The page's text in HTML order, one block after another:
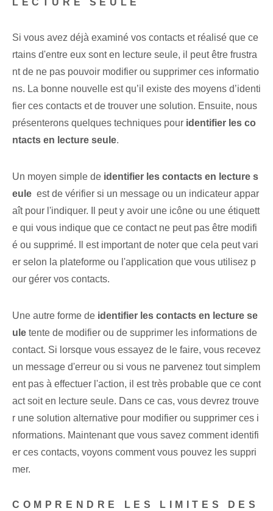
LECTURE SEULE
Si vous avez déjà examiné vos contacts et réalisé que ce
rtains d'entre eux sont en lecture seule, il peut être frustra
nt de ne pas pouvoir modifier ou supprimer ces informatio
ns. La bonne nouvelle est qu’il existe des moyens d’identi
fier ces contacts et de trouver une solution. Ensuite,⁤ nous
présenterons quelques techniques pour identifier les co
ntacts en lecture seule.
Un moyen simple de identifier les contacts en lecture s
eule ⁢ est de vérifier si un message ou un indicateur appar
aît pour l'indiquer. Il peut y avoir une icône ou une étiquett
e qui vous indique que ce contact ne peut pas être modifi
é ou supprimé. Il est important de noter que cela peut vari
er selon la plateforme ou l'application que vous utilisez p
our gérer vos contacts.
Une autre forme de identifier les contacts en lecture se
ule tente de modifier ou de supprimer les informations de
contact. Si lorsque vous essayez de le faire, vous recevez
un message d'erreur ou si vous ne parvenez tout simplem
ent pas à effectuer l'action, il est très probable que ce cont
act soit en lecture seule. Dans ce cas, vous devrez trouve
r une solution alternative pour modifier ou supprimer ces i
nformations. Maintenant que vous savez comment identifi
er ces ⁤contacts, voyons comment vous pouvez les suppri
mer.
COMPRENDRE LES LIMITES DES